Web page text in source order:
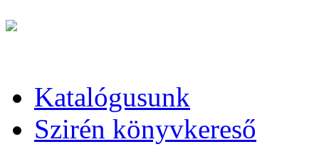
Katalógusunk
Szirén könyvkereső